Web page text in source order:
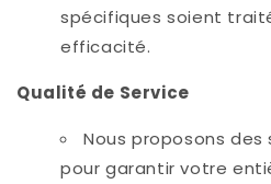
spécifiques soient
efficacité.
Qualité de Service
Nous proposons
pour garantir votre